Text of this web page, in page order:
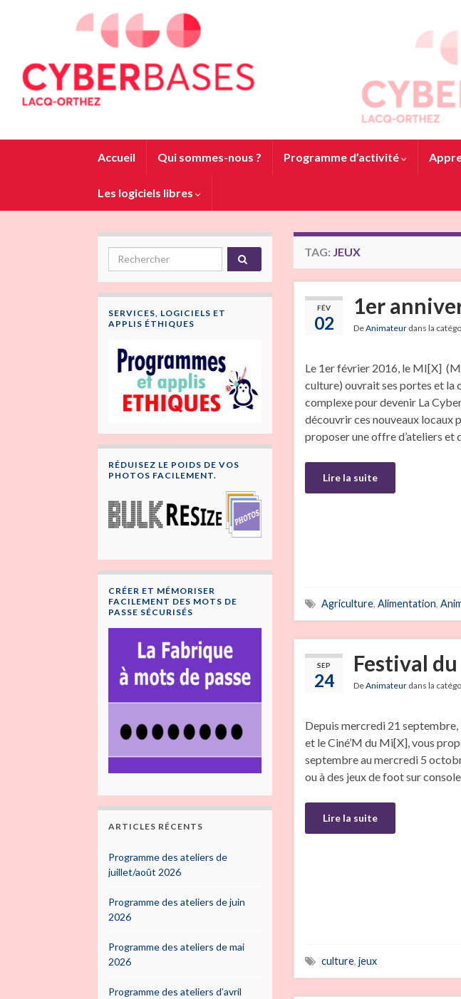
Accueil Qui sommes-nous ? Programme d’activité
Les logiciels libres
Search for:
SERVICES, LOGICIELS ET
APPLIS ÉTHIQUES
RÉDUISEZ LE POIDS DE VOS
PHOTOS FACILEMENT.
CRÉER ET MÉMORISER
FACILEMENT DES MOTS DE
PASSE SÉCURISÉS
ARTICLES RÉCENTS
Programme des ateliers de
juillet/août 2026
Programme des ateliers de juin
2026
Programme des ateliers de mai
2026
Programme des ateliers d’avril
TAG: JEUX
FÉV
02
1er
DeAnimateur dans la
Le 1er février 2016, le MI[X]
culture) ouvrait ses portes et la
complexe pour devenir La
découvrir ces nouveaux locaux
proposer une offre d’ateliers et
Lire la suite
Agriculture, Alimentation,
SEP
24
Festival
DeAnimateur dans la
Depuis mercredi 21
et le Ciné’M du Mi[X], vous
septembre au mercredi 5
ou à des jeux de foot sur
Lire la suite
culture, jeux